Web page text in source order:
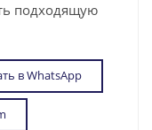
подходящую
в WhatsApp